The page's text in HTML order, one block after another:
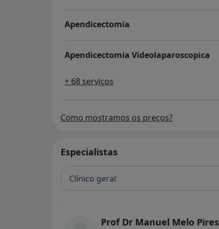
Apendicectomia
Apendicectomia Videolaparoscopica
+ 68 serviços
Como mostramos os preços?
Especialistas
Clínico geral
Prof Dr Manuel Melo Pires